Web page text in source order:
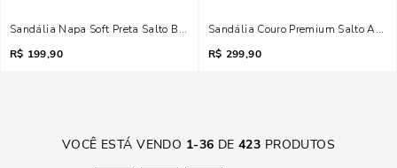
Sandália Napa Soft Preta Salto Baixo Anabela
R$ 199,90
Sandália Couro Premium Salto Alto
R$ 299,90
VOCÊ ESTÁ VENDO 1-36 DE423 PRODUTOS